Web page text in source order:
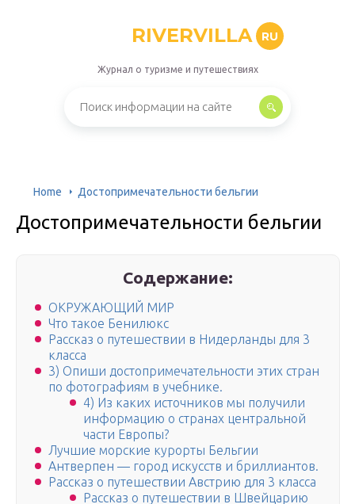
RIVERVILLA RU
Журнал о туризме и путешествиях
Home Достопримечательности бельгии
Достопримечательности бельгии
Содержание:
ОКРУЖАЮЩИЙ МИР
Что такое Бенилюкс
Рассказ о путешествии в Нидерланды для 3
класса
3) Опиши достопримечательности этих стран
по фотографиям в учебнике.
4) Из каких источников мы получили
информацию о странах центральной
части Европы?
Лучшие морские курорты Бельгии
Антверпен — город искусств и бриллиантов.
Рассказ о путешествии Австрию для 3 класса
Рассказ о путешествии в Швейцарию